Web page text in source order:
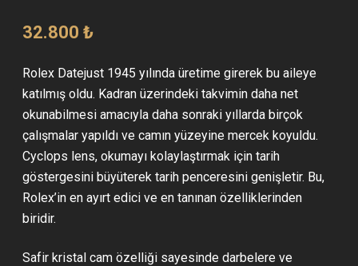
32.800₺
Rolex Datejust 1945 yılında üretime girerek bu aileye
katılmış oldu. Kadran üzerindeki takvimin daha net
okunabilmesi amacıyla daha sonraki yıllarda birçok
çalışmalar yapıldı ve camın yüzeyine mercek koyuldu.
Cyclops lens, okumayı kolaylaştırmak için tarih
göstergesini büyüterek tarih penceresini genişletir. Bu,
Rolex’in en ayırt edici ve en tanınan özelliklerinden
biridir.
Safir kristal cam özelliği sayesinde darbelere ve